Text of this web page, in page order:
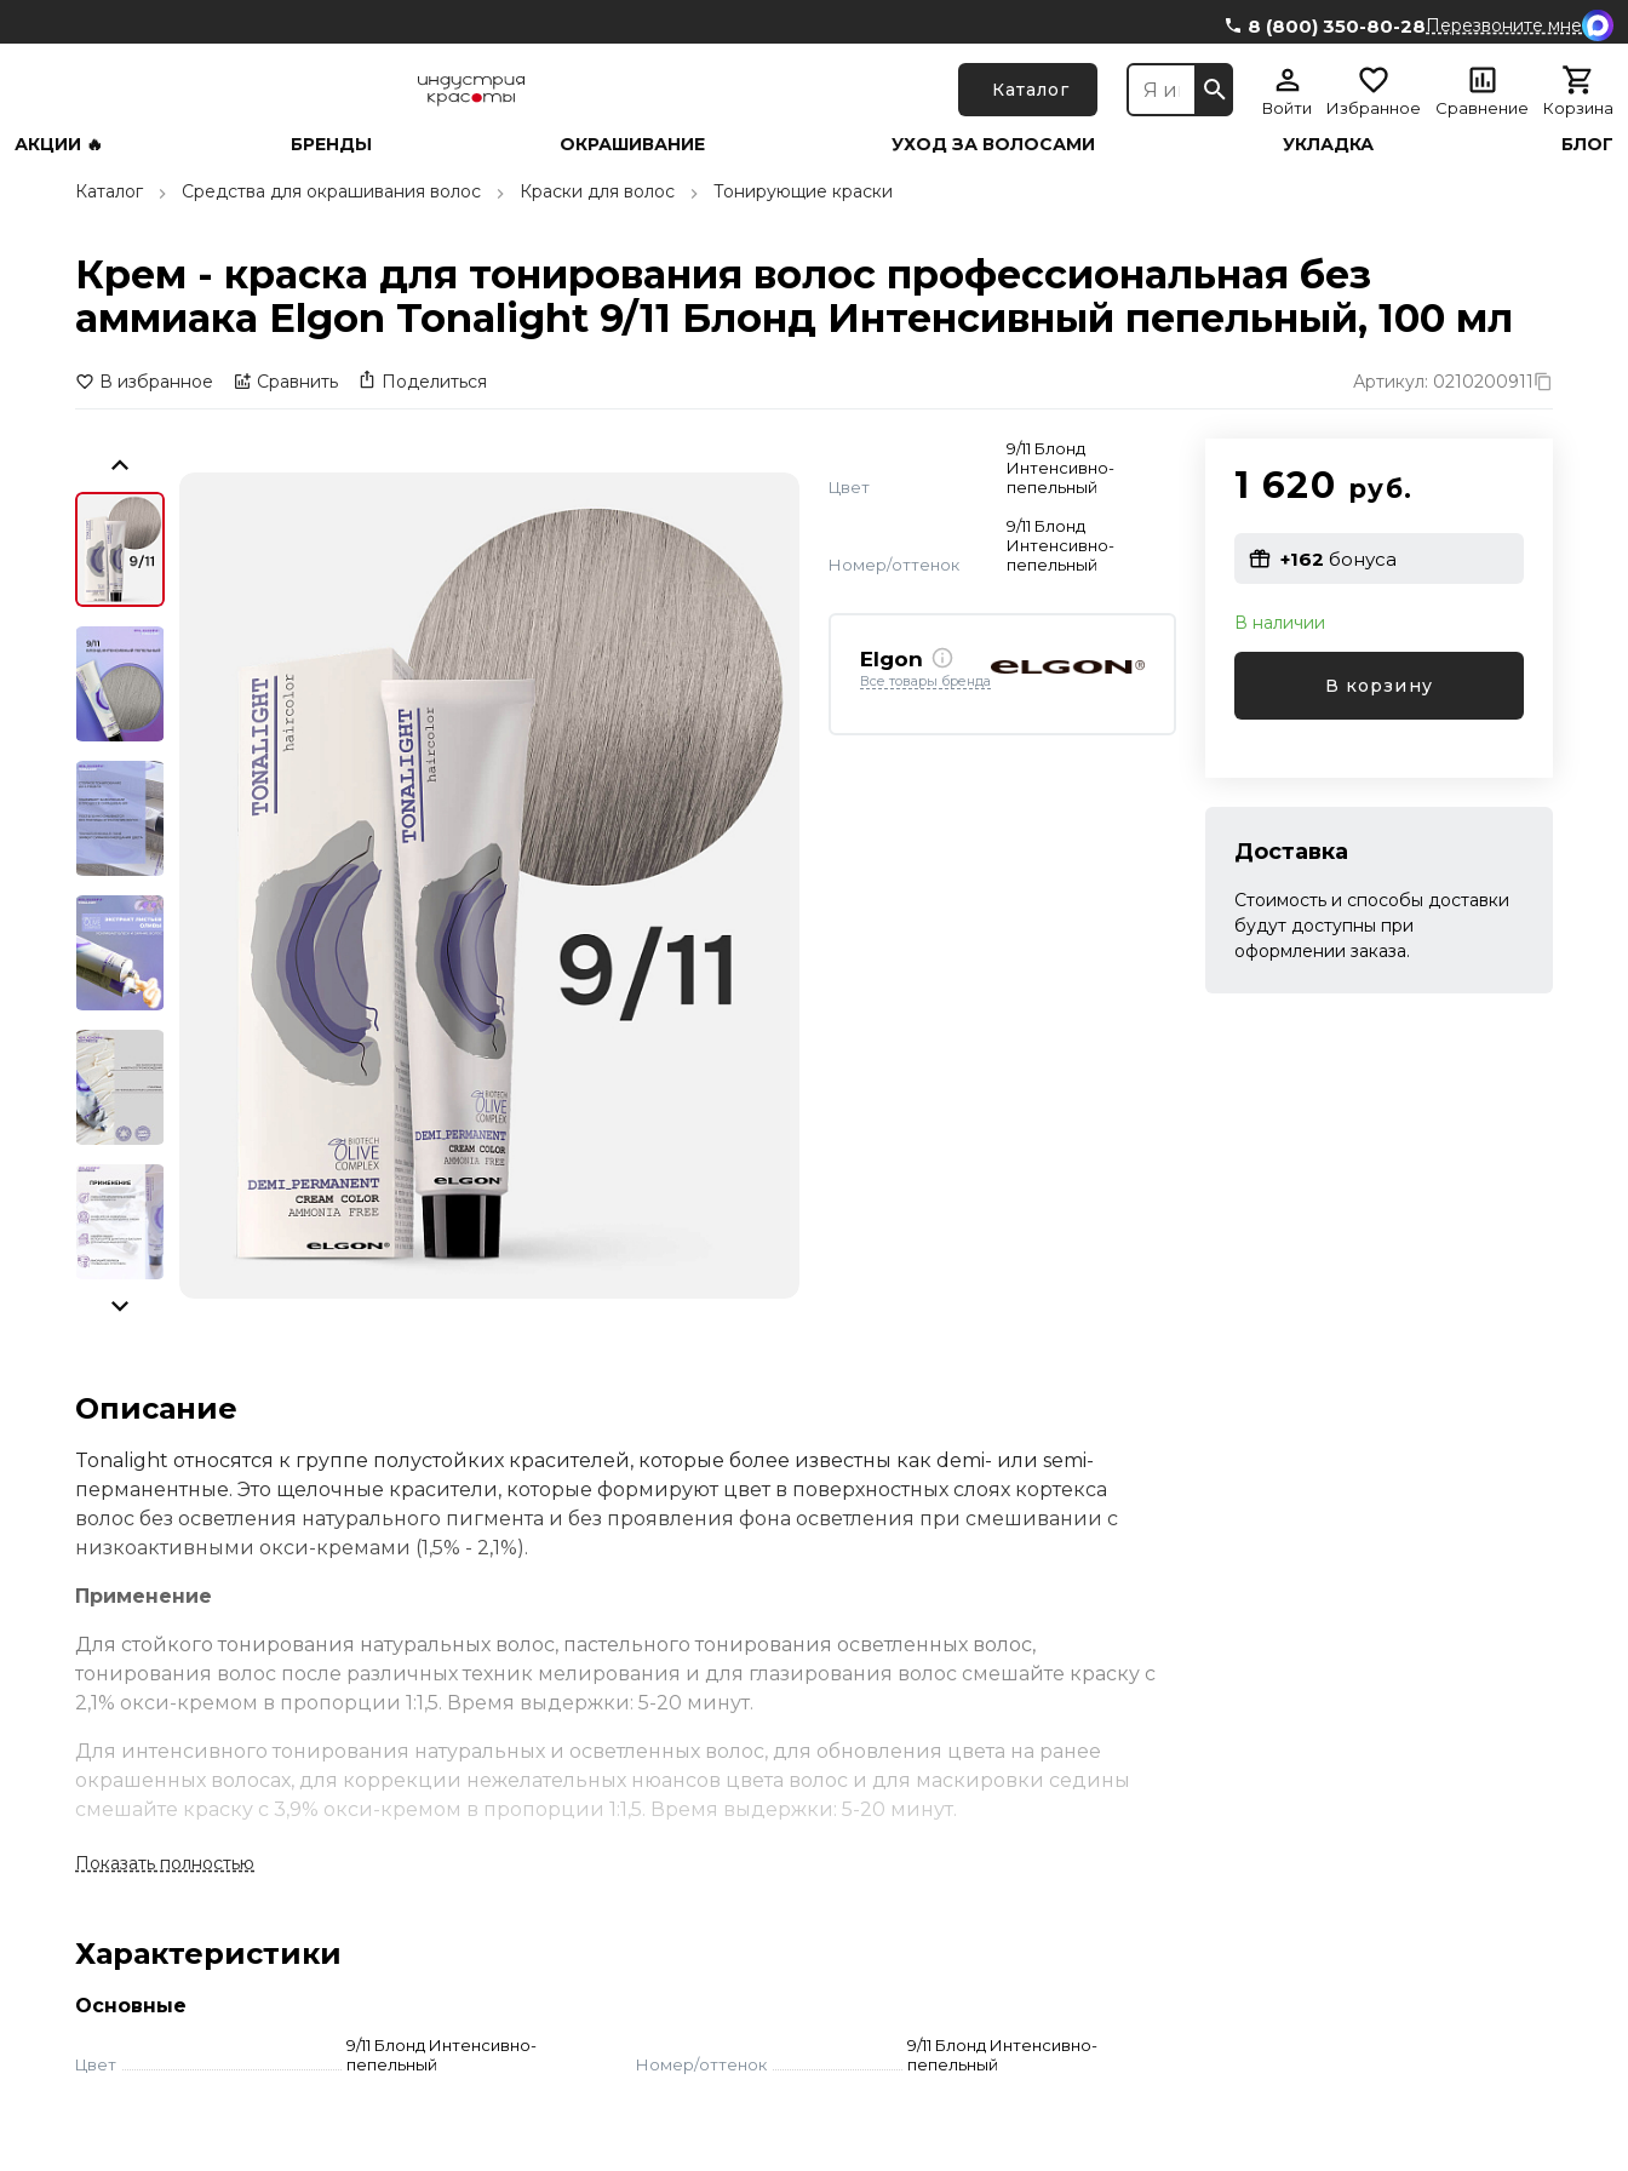
8 (800) 350-80-28Перезвоните мне
Каталог
Войти Избранное Сравнение Корзина
АКЦИИ 🔥 БРЕНДЫ ОКРАШИВАНИЕ УХОД ЗА ВОЛОСАМИ УКЛАДКА БЛОГ
Каталог Средства для окрашивания волос Краски для волос Тонирующие краски
Крем - краска для тонирования волос профессиональная без
аммиака Elgon Tonalight 9/11 Блонд Интенсивный пепельный, 100 мл
В избранное Сравнить Поделиться Артикул: 0210200911
Цвет
9/11 Блонд
Интенсивно-
пепельный
Номер/оттенок
9/11 Блонд
Интенсивно-
пепельный
Elgon
Все товары бренда
1 620 руб.
+162 бонуса
В наличии
В корзину
Доставка
Стоимость и способы доставки
будут доступны при
оформлении заказа.
Описание
Tonalight относятся к группе полустойких красителей, которые более известны как demi- или semi-
перманентные. Это щелочные красители, которые формируют цвет в поверхностных слоях кортекса
волос без осветления натурального пигмента и без проявления фона осветления при смешивании с
низкоактивными окси-кремами (1,5% - 2,1%).
Применение
Для стойкого тонирования натуральных волос, пастельного тонирования осветленных волос,
тонирования волос после различных техник мелирования и для глазирования волос смешайте краску с
2,1% окси-кремом в пропорции 1:1,5. Время выдержки: 5-20 минут.
Для интенсивного тонирования натуральных и осветленных волос, для обновления цвета на ранее
окрашенных волосах, для коррекции нежелательных нюансов цвета волос и для маскировки седины
смешайте краску с 3,9% окси-кремом в пропорции 1:1,5. Время выдержки: 5-20 минут.
Показать полностью
Характеристики
Основные
Цвет
9/11 Блонд Интенсивно-
пепельный
Номер/оттенок
9/11 Блонд Интенсивно-
пепельный